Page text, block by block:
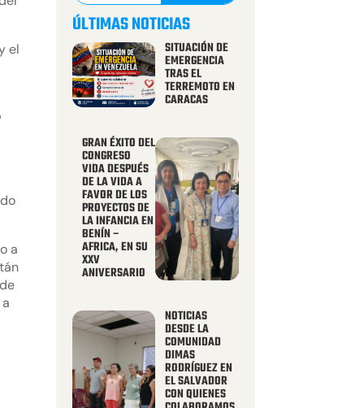
el
a
ÚLTIMAS NOTICIAS
SITUACIÓN DE
EMERGENCIA
TRAS EL
TERREMOTO EN
CARACAS
GRAN ÉXITO DEL
CONGRESO
VIDA DESPUÉS
DE LA VIDA A
FAVOR DE LOS
PROYECTOS DE
LA INFANCIA EN
BENÍN –
AFRICA, EN SU
XXV
ANIVERSARIO
NOTICIAS
DESDE LA
COMUNIDAD
DIMAS
RODRÍGUEZ EN
EL SALVADOR
CON QUIENES